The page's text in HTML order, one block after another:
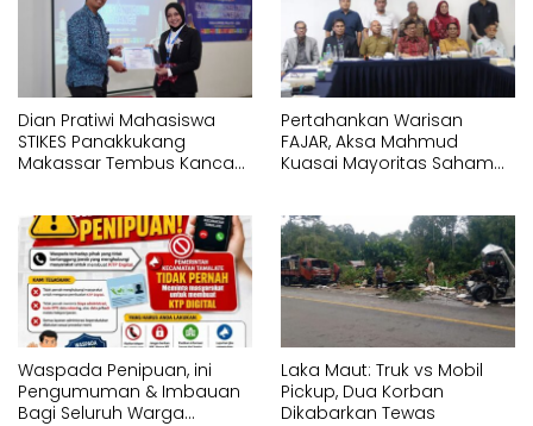
Dian Pratiwi Mahasiswa
STIKES Panakkukang
Makassar Tembus Kancah
Pertahankan Warisan
FAJAR, Aksa Mahmud
Kuasai Mayoritas Saham
Waspada Penipuan, ini
Pengumuman & Imbauan
Bagi Seluruh Warga
Laka Maut: Truk vs Mobil
Pickup, Dua Korban
Dikabarkan Tewas